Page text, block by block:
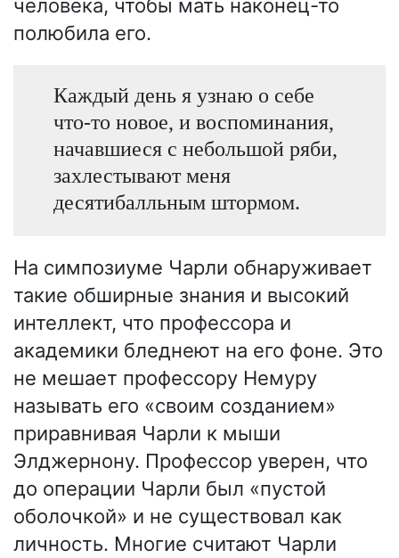
человека, чтобы мать наконец-то
полюбила его.
Каждый день я узнаю о себе
что-то новое, и воспоминания,
начавшиеся с небольшой ряби,
захлестывают меня
десятибалльным штормом.
На симпозиуме Чарли обнаруживает
такие обширные знания и высокий
интеллект, что профессора и
академики бледнеют на его фоне. Это
не мешает профессору Немуру
называть его «своим созданием»
приравнивая Чарли к мыши
Элджернону. Профессор уверен, что
до операции Чарли был «пустой
оболочкой» и не существовал как
личность. Многие считают Чарли